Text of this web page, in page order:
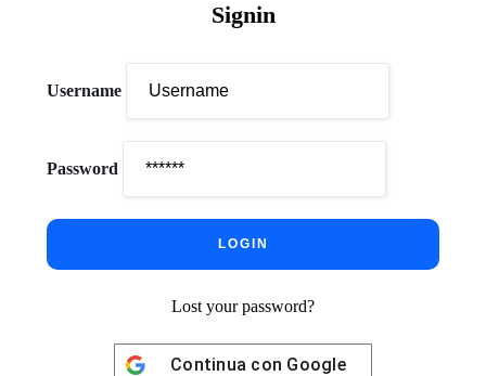
Signin
Username
Password
Lost your password?
Continua con Google